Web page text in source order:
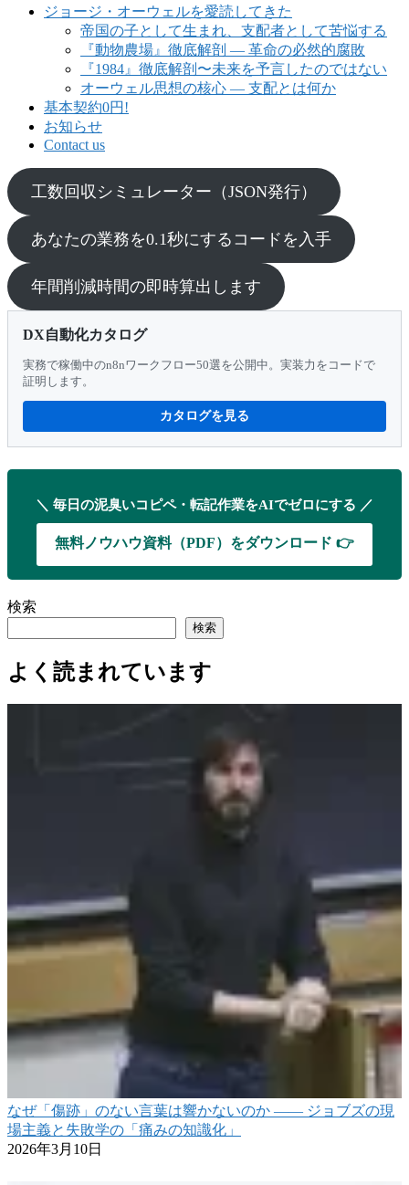
ジョージ・オーウェルを愛読してきた
帝国の子として生まれ、支配者として苦悩する
『動物農場』徹底解剖 ― 革命の必然的腐敗
『1984』徹底解剖〜未来を予言したのではない
オーウェル思想の核心 ― 支配とは何か
基本契約0円!
お知らせ
Contact us
工数回収シミュレーター（JSON発行）
あなたの業務を0.1秒にするコードを入手
年間削減時間の即時算出します
DX自動化カタログ
実務で稼働中のn8nワークフロー50選を公開中。実装力をコードで
証明します。
カタログを見る
＼ 毎日の泥臭いコピペ・転記作業をAIでゼロにする ／
無料ノウハウ資料（PDF）をダウンロード 👉
検索
検索
よく読まれています
なぜ「傷跡」のない言葉は響かないのか ―― ジョブズの現
場主義と失敗学の「痛みの知識化」
2026年3月10日